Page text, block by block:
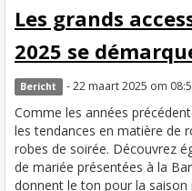
Les grands
2025 se
Bericht - 22 maart 2025 om
Comme les années
les tendances en matière de
robes de soirée. Découvrez
de mariée présentées à la
donnent le ton pour la saison